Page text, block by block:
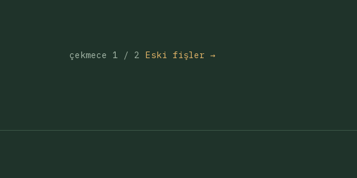
çekmece 1 / 2 Eski fişler →